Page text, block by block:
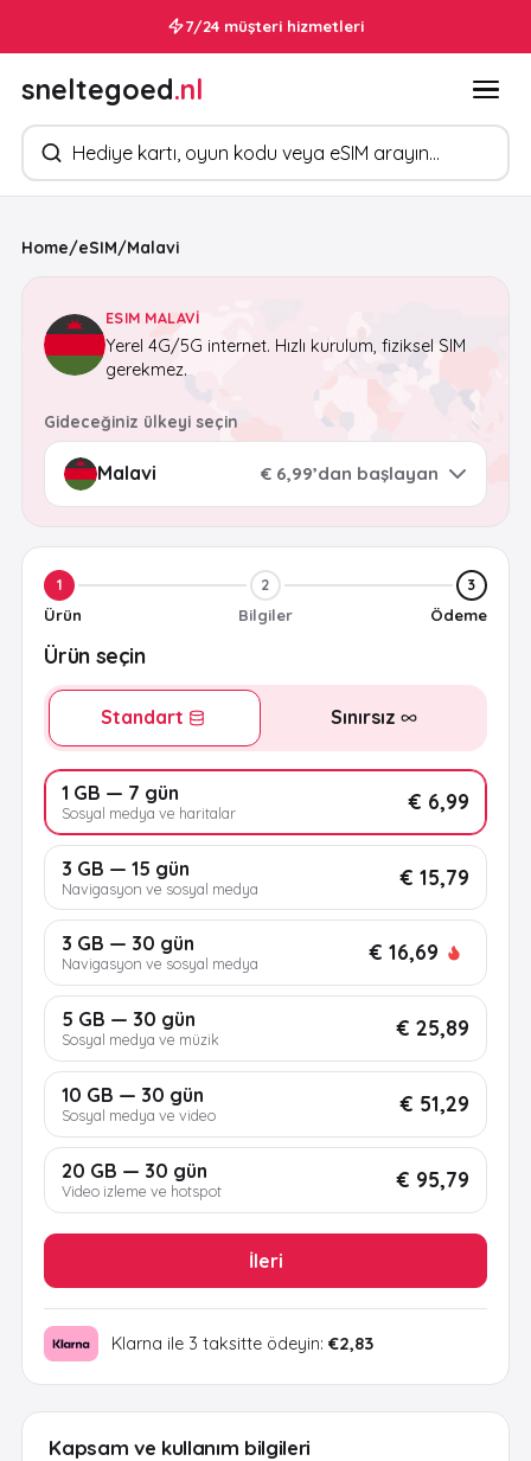
7/24 müşteri hizmetleri
sneltegoed.nl
Ürün arayın
Home/eSIM/Malavi
ESIM MALAVI
Yerel 4G/5G internet. Hızlı kurulum, fiziksel SIM
gerekmez.
Gideceğiniz ülkeyi seçin
€ 6,99’dan başlayan
Kapsam ve kullanım bilgileri
1
Ürün
2
Bilgiler
3
Ödeme
Ürün seçin
Standart Sınırsız
1 GB — 7 gün
Sosyal medya ve haritalar € 6,99
3 GB — 15 gün
Navigasyon ve sosyal medya € 15,79
3 GB — 30 gün
Navigasyon ve sosyal medya € 16,69
5 GB — 30 gün
Sosyal medya ve müzik € 25,89
10 GB — 30 gün
Sosyal medya ve video € 51,29
20 GB — 30 gün
Video izleme ve hotspot € 95,79
İleri
Klarna ile 3 taksitte ödeyin: €2,83